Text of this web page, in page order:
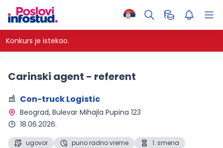
Konkurs je istekao.
Carinski agent - referent
Con-truck Logistic
Beograd, Bulevar Mihajla Pupina 123
18.06.2026.
ugovor puno radno vreme
1. smena